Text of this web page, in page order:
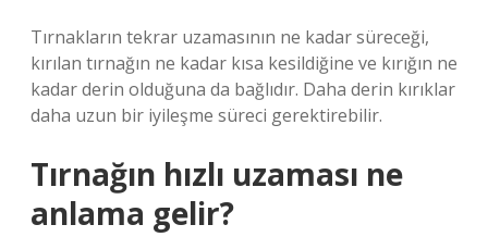
Tırnakların tekrar uzamasının ne kadar süreceği,
kırılan tırnağın ne kadar kısa kesildiğine ve kırığın ne
kadar derin olduğuna da bağlıdır. Daha derin kırıklar
daha uzun bir iyileşme süreci gerektirebilir.
Tırnağın hızlı uzaması ne
anlama gelir?